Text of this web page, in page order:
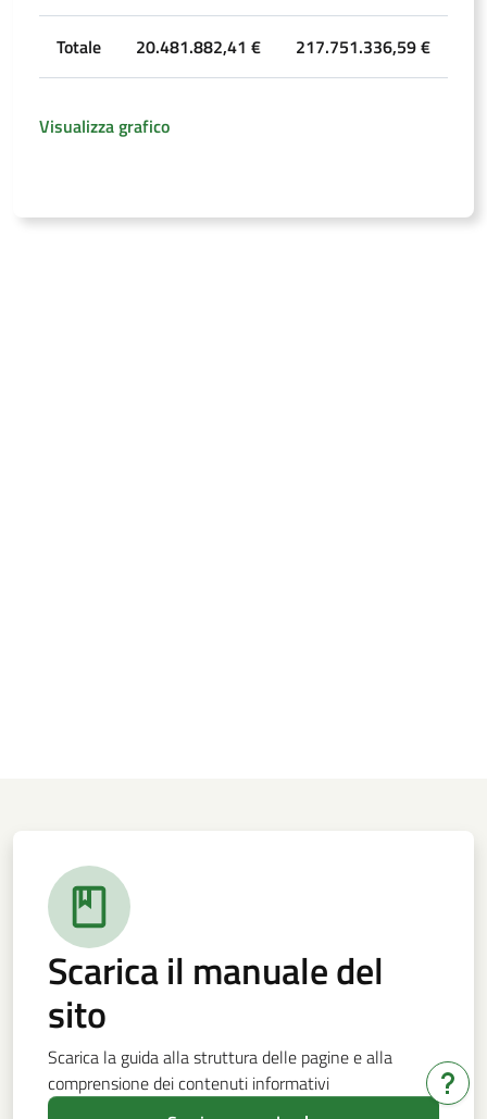
Totale 20.481.882,41 € 217.751.336,59 €
Visualizza grafico
Scarica il manuale del
sito
Scarica la guida alla struttura delle pagine e alla
comprensione dei contenuti informativi
Hai